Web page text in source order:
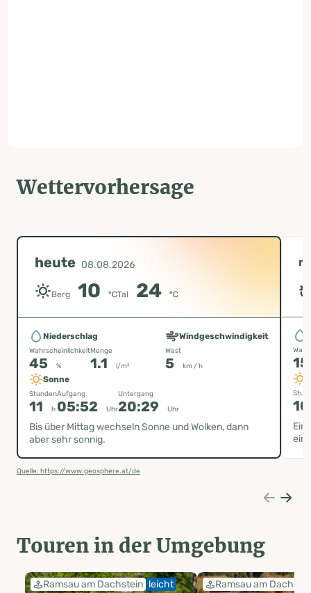
Wettervorhersage
heute 08.08.2026
Berg 10 °CTal 24 °C
Niederschlag
Wahrscheinlichkeit
45 %
Menge
1.1 l/m²
Windgeschwindigkeit
West
5 km / h
Sonne
Stunden
11 h
Aufgang
05:52 Uhr
Untergang
20:29 Uhr
Bis über Mittag wechseln Sonne und Wolken, dann
aber sehr sonnig.
15
Ein
ein
Quelle: https://www.geosphere.at/de
Touren in der Umgebung
Ramsau am Dachstein leicht Ramsau am